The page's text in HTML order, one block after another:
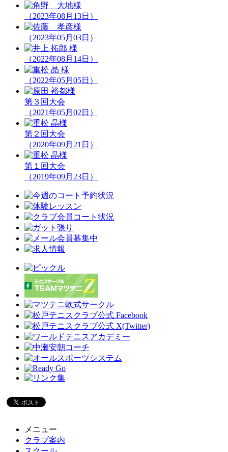
（2023年08月13日）
（2023年05月03日）
（2022年08月14日）
（2022年05月05日）
第３回大会
（2021年05月02日）
第２回大会
（2020年09月21日）
第１回大会
（2019年09月23日）
メニュー
クラブ案内